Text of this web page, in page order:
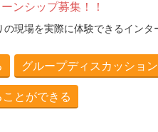
ンシップ募集！！
現場を実際に体験できるインタ
グループディスカッショ
とができる